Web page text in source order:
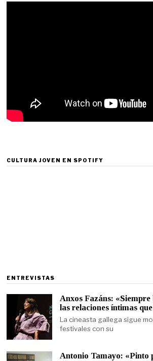
CULTURA JOVEN EN SPOTIFY
ENTREVISTAS
Anxos Fazáns:
las relaciones íntimas
La cineasta gallega sigue
festivales con su
Antonio Tamayo: «Pinto